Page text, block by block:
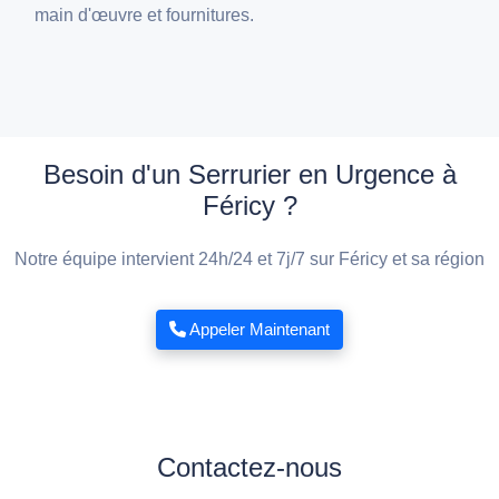
main d'œuvre et fournitures.
Besoin d'un Serrurier en Urgence à
Féricy ?
Notre équipe intervient 24h/24 et 7j/7 sur Féricy et sa région
Appeler Maintenant
Contactez-nous